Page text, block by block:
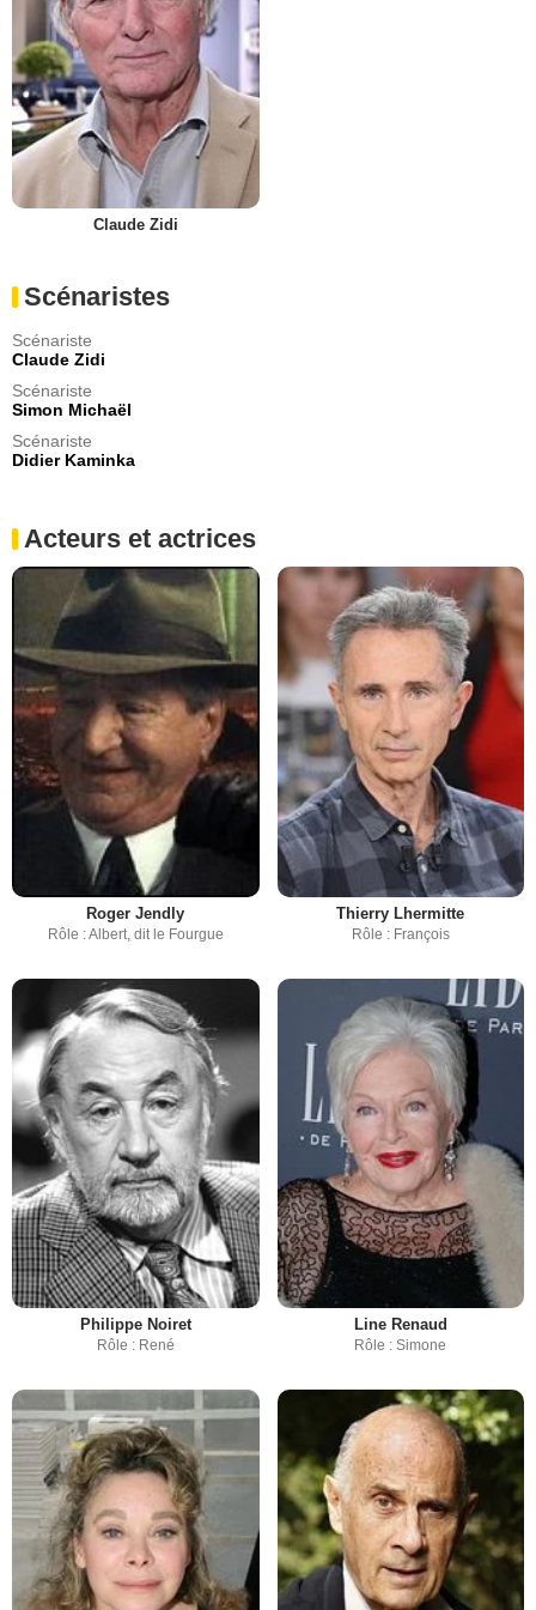
Claude Zidi
Scénaristes
Scénariste
Claude Zidi
Scénariste
Simon Michaël
Scénariste
Didier Kaminka
Acteurs et actrices
Roger Jendly
Rôle : Albert, dit le Fourgue
Thierry Lhermitte
Rôle : François
Philippe Noiret
Rôle : René
Line Renaud
Rôle : Simone